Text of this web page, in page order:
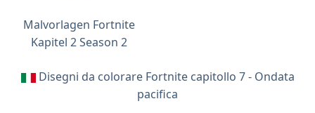
Malvorlagen Fortnite
Kapitel 2 Season 2
Disegni da colorare Fortnite capitollo 7 - Ondata
pacifica